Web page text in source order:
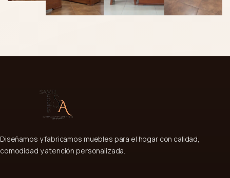
Diseñamos y fabricamos muebles para el hogar con calidad,
comodidad y atención personalizada.